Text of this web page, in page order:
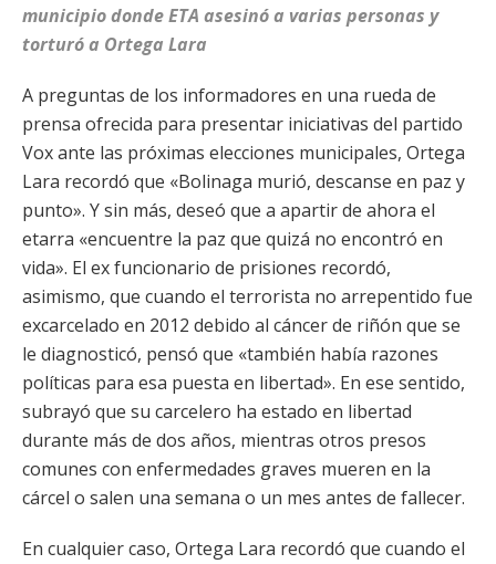
municipio donde ETA asesinó a varias personas y
torturó a Ortega Lara
A preguntas de los informadores en una rueda de
prensa ofrecida para presentar iniciativas del partido
Vox ante las próximas elecciones municipales, Ortega
Lara recordó que «Bolinaga murió, descanse en paz y
punto». Y sin más, deseó que a apartir de ahora el
etarra «encuentre la paz que quizá no encontró en
vida». El ex funcionario de prisiones recordó,
asimismo, que cuando el terrorista no arrepentido fue
excarcelado en 2012 debido al cáncer de riñón que se
le diagnosticó, pensó que «también había razones
políticas para esa puesta en libertad». En ese sentido,
subrayó que su carcelero ha estado en libertad
durante más de dos años, mientras otros presos
comunes con enfermedades graves mueren en la
cárcel o salen una semana o un mes antes de fallecer.
En cualquier caso, Ortega Lara recordó que cuando el